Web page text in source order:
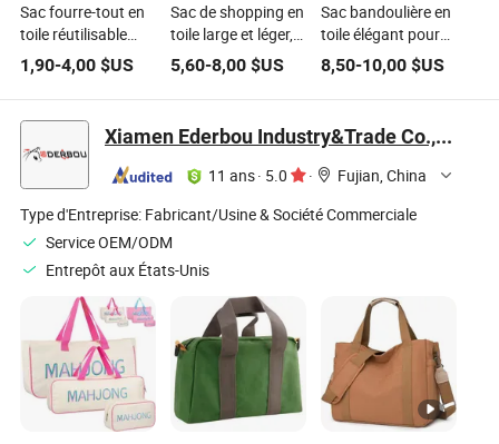
Sac fourre-tout en
toile réutilisable
Wirester pour
femmes et filles,
sac de plage, sac
de courses, sac à
épaule, sac de
voyage
1,90-4,00 $US
Sac de shopping en
toile large et léger,
durable, pour un
mode de vie
écologique
5,60-8,00$US
Sac bandoulière en
toile élégant pour
femmes avec
bandoulière
réglable
8,50-10,00$US
Xiamen Ederbou Industry&Trade Co., Ltd.
11 ans· 5.0 ·
Fujian, China
Type d'Entreprise: Fabricant/Usine & Société Commerciale
Service OEM/ODM
Entrepôt aux États-Unis